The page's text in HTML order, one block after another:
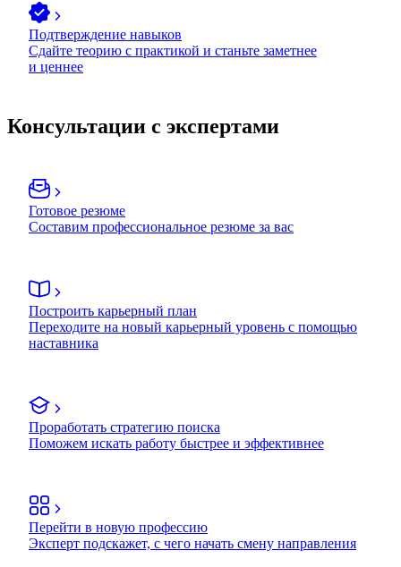
Подтверждение навыков
Сдайте теорию с практикой и станьте заметнее
и ценнее
Консультации с экспертами
Готовое резюме
Составим профессиональное резюме за вас
Построить карьерный план
Переходите на новый карьерный уровень с помощью
наставника
Проработать стратегию поиска
Поможем искать работу быстрее и эффективнее
Перейти в новую профессию
Эксперт подскажет, с чего начать смену направления